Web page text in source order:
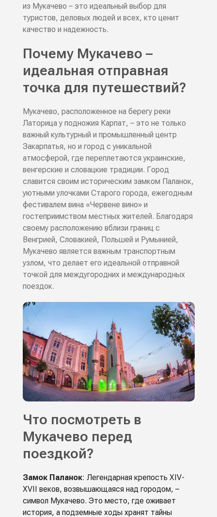
из Мукачево – это идеальный выбор для
туристов, деловых людей и всех, кто ценит
качество и надежность.
Почему Мукачево –
идеальная отправная
точка для путешествий?
Мукачево, расположенное на берегу реки
Латорица у подножия Карпат, – это не только
важный культурный и промышленный центр
Закарпатья, но и город с уникальной
атмосферой, где переплетаются украинские,
венгерские и словацкие традиции. Город
славится своим историческим замком Паланок,
уютными улочками Старого города, ежегодным
фестивалем вина «Червене вино» и
гостеприимством местных жителей. Благодаря
своему расположению вблизи границ с
Венгрией, Словакией, Польшей и Румынией,
Мукачево является важным транспортным
узлом, что делает его идеальной отправной
точкой для междугородних и международных
поездок.
Что посмотреть в
Мукачево перед
поездкой?
Замок Паланок: Легендарная крепость XIV-
XVII веков, возвышающаяся над городом, –
символ Мукачево. Это место, где оживает
история, а подземные ходы хранят тайны